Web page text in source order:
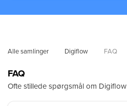
Alle samlinger Digiflow FAQ
FAQ
Ofte stillede spørgsmål om Digiflow